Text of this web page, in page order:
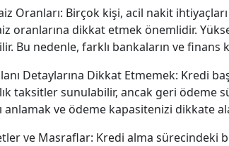
Oranları: Birçok kişi, acil nakit
oranlarına dikkat etmek önemlidir.
Bu nedenle, farklı bankaların ve finans
Detaylarına Dikkat Etmemek: Kredi
taksitler sunulabilir, ancak geri ödeme
anlamak ve ödeme kapasitenizi dikkate
ve Masraflar: Kredi alma sürecindeki